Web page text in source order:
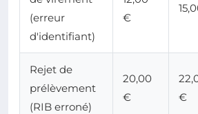
(erreur
d'identifiant)
€
Rejet de
prélèvement
(RIB erroné)
20,00
€
€